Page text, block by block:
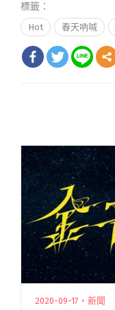
標籤：
Hot 春天吶喊
2020-09-17・新聞